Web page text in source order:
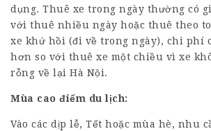
dụng. Thuê xe trong ngày thường có
với thuê nhiều ngày hoặc thuê theo
xe khứ hồi (đi về trong ngày), chi phí
hơn so với thuê xe một chiều vì xe
rỗng về lại Hà Nội.
Mùa cao điểm du lịch:
Vào các dịp lễ, Tết hoặc mùa hè, nhu